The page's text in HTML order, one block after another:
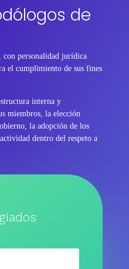
de
con personalidad jurídica
el cumplimiento de sus fines
interna y
miembros, la elección
la adopción de los
dentro del respeto a